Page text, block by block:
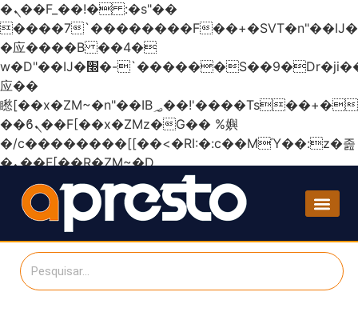
�ܢ��F_��!� :�s"��
����7`��������F
�应����B ��4�
w�D"��IJ�׭�-`������S��9�Dr�ji��EJ߅��gJ�
应��
矁[��x�ZM~�n"��IB؃��!'����Тѕ��+��(m��IK�ʭ�/|
��ϐܢ��F[��x�ZMz�G�� %嬩
�/c��������[[��<�RI:�:c��MΎ��:z�졾
�ܢ��F[��R�ZM~�D